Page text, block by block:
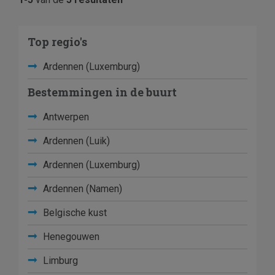
Top regio's
Ardennen (Luxemburg)
Bestemmingen in de buurt
Antwerpen
Ardennen (Luik)
Ardennen (Luxemburg)
Ardennen (Namen)
Belgische kust
Henegouwen
Limburg